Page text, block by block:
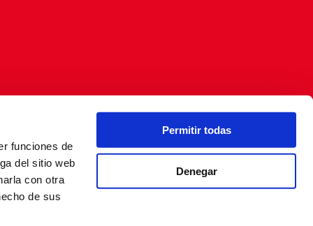
funciones de
del sitio web
con otra
de sus
Permitir todas
Denegar